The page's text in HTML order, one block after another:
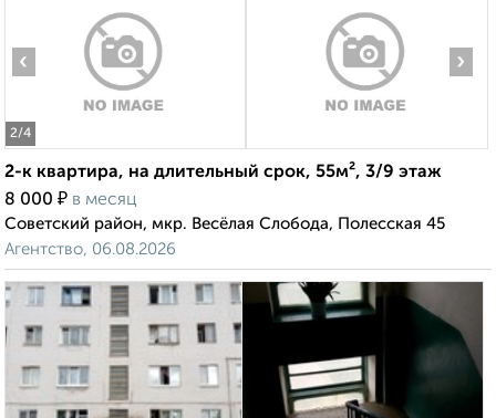
2/4
‹ ›
2-к квартира, на длительный срок, 55м², 3/9 этаж
8 000 ₽ в месяц
Советский район, мкр. Весёлая Слобода, Полесская 45
Агентство, 06.08.2026